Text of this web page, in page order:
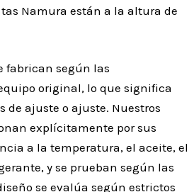
Namura están a la altura de
fabrican según las
original, lo que significa
de ajuste o ajuste. Nuestros
explícitamente por sus
a la temperatura, el aceite, el
y se prueban según las
se evalúa según estrictos